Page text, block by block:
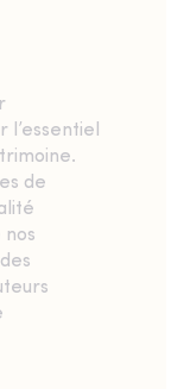
de
nos